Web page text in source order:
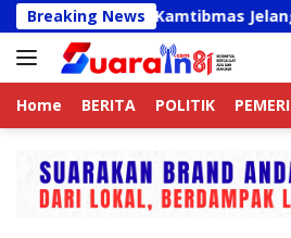
Langsung
ke
konten
Breaking News
Kamtibmas Jelang HUT RI
Home BERITA POLITIK